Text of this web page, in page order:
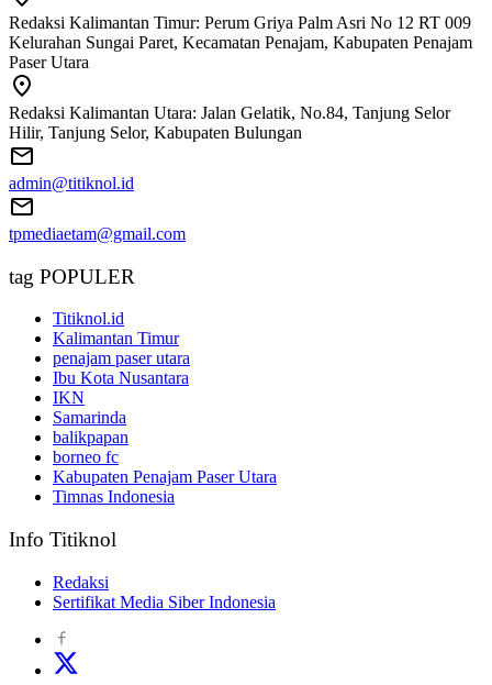
Redaksi Kalimantan Timur: Perum Griya Palm Asri No 12 RT 009
Kelurahan Sungai Paret, Kecamatan Penajam, Kabupaten Penajam
Paser Utara
Redaksi Kalimantan Utara: Jalan Gelatik, No.84, Tanjung Selor
Hilir, Tanjung Selor, Kabupaten Bulungan
admin@titiknol.id
tpmediaetam@gmail.com
tag POPULER
Titiknol.id
Kalimantan Timur
penajam paser utara
Ibu Kota Nusantara
IKN
Samarinda
balikpapan
borneo fc
Kabupaten Penajam Paser Utara
Timnas Indonesia
Info Titiknol
Redaksi
Sertifikat Media Siber Indonesia